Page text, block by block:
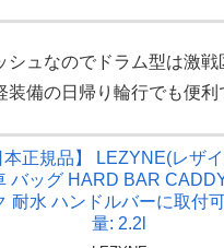
シュなのでドラム型は激戦
装備の日帰り輪行でも便利
本正規品】 LEZYNE(レザ
バッグ HARD BAR
耐水 ハンドルバーに取付
量: 2.2l